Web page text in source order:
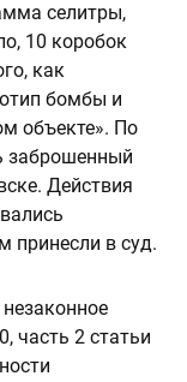
селитры,
10 коробок
как
бомбы и
объекте». По
заброшенный
Действия
принесли в суд.
часть 2 статьи